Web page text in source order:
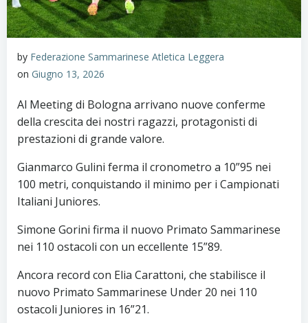
by Federazione Sammarinese Atletica Leggera
on Giugno 13, 2026
Al Meeting di Bologna arrivano nuove conferme
della crescita dei nostri ragazzi, protagonisti di
prestazioni di grande valore.
Gianmarco Gulini ferma il cronometro a 10”95 nei
100 metri, conquistando il minimo per i Campionati
Italiani Juniores.
Simone Gorini firma il nuovo Primato Sammarinese
nei 110 ostacoli con un eccellente 15”89.
Ancora record con Elia Carattoni, che stabilisce il
nuovo Primato Sammarinese Under 20 nei 110
ostacoli Juniores in 16”21.